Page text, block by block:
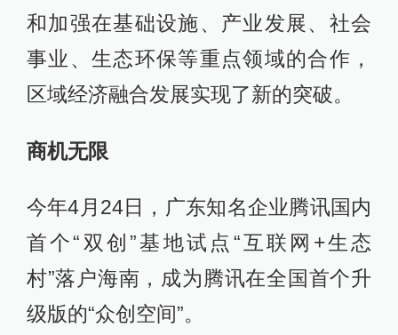
和加强在基础设施、产业发展、社会
事业、生态环保等重点领域的合作，
区域经济融合发展实现了新的突破。
商机无限
今年4月24日，广东知名企业腾讯国内
首个“双创”基地试点“互联网+生态
村”落户海南，成为腾讯在全国首个升
级版的“众创空间”。